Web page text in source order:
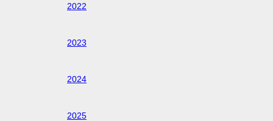
2022
2023
2024
2025